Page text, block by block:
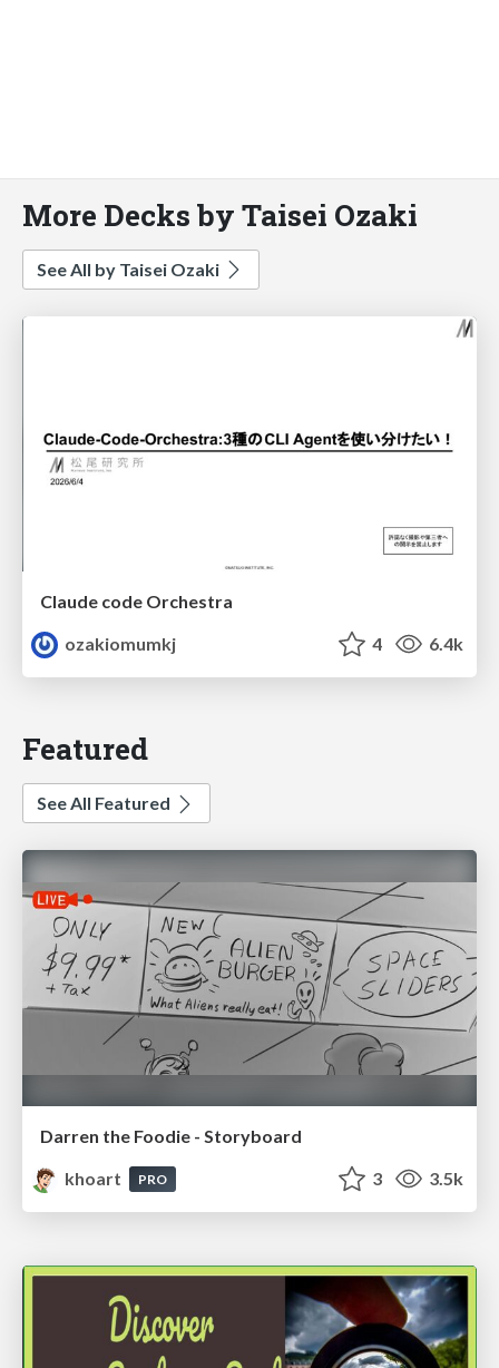
More Decks by Taisei Ozaki
See All by Taisei Ozaki
Claude code Orchestra
ozakiomumkj
4 6.4k
Featured
See All Featured
Darren the Foodie - Storyboard
khoart
PRO 3 3.5k